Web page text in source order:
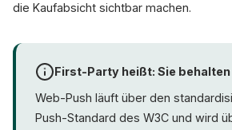
die Kaufabsicht sichtbar machen.
First-Party heißt: Sie
Web-Push läuft über den
Push-Standard des W3C und wird